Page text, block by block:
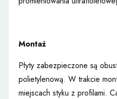
Montaż
Płyty zabezpieczone są
polietylenową. W trakcie
miejscach styku z profilami.